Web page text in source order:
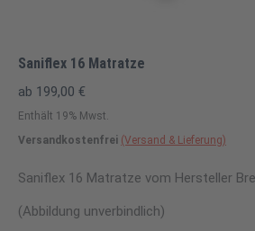
Saniflex 16 Matratze
ab 199,00 €
Enthält 19% Mwst.
Versandkostenfrei (Versand & Lieferung)
Saniflex 16 Matratze vom Hersteller
(Abbildung unverbindlich)